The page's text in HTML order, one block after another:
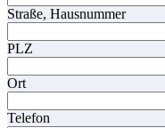
Straße, Hausnummer
PLZ
Ort
Telefon